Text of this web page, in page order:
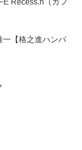
一【格之進ハンバ